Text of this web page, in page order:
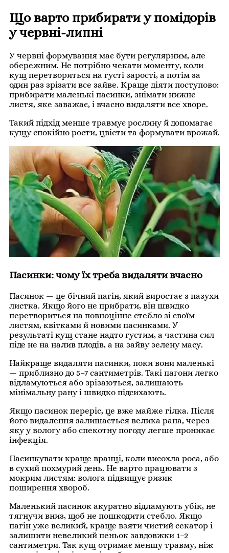
Що варто прибирати у помідорів
у червні-липні
У червні формування має бути регулярним, але
обережним. Не потрібно чекати моменту, коли
кущ перетвориться на густі зарості, а потім за
один раз зрізати все зайве. Краще діяти поступово:
прибирати маленькі пасинки, знімати нижнє
листя, яке заважає, і вчасно видаляти все хворе.
Такий підхід менше травмує рослину й допомагає
кущу спокійно рости, цвісти та формувати врожай.
Пасинки: чому їх треба видаляти вчасно
Пасинок — це бічний пагін, який виростає з пазухи
листка. Якщо його не прибрати, він швидко
перетвориться на повноцінне стебло зі своїм
листям, квітками й новими пасинками. У
результаті кущ стане надто густим, а частина сил
піде не на налив плодів, а на зайву зелену масу.
Найкраще видаляти пасинки, поки вони маленькі
— приблизно до 5–7 сантиметрів. Такі пагони легко
відламуються або зрізаються, залишають
мінімальну рану і швидко підсихають.
Якщо пасинок переріс, це вже майже гілка. Після
його видалення залишається велика рана, через
яку у вологу або спекотну погоду легше проникає
інфекція.
Пасинкувати краще вранці, коли висохла роса, або
в сухий похмурий день. Не варто працювати з
мокрим листям: волога підвищує ризик
поширення хвороб.
Маленький пасинок акуратно відламують убік, не
тягнучи вниз, щоб не пошкодити стебло. Якщо
пагін уже великий, краще взяти чистий секатор і
залишити невеликий пеньок завдовжки 1–2
сантиметри. Так кущ отримає меншу травму, ніж